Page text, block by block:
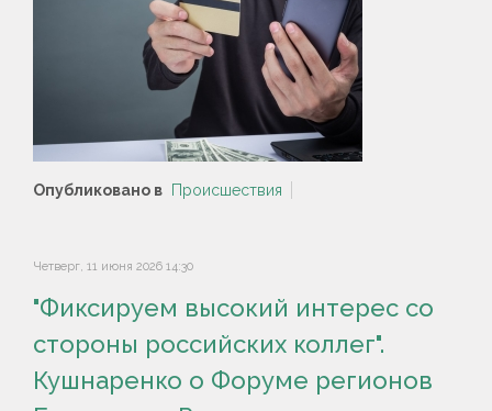
Опубликовано в Происшествия
Четверг, 11 июня 2026 14:30
"Фиксируем высокий интерес со
стороны российских коллег".
Кушнаренко о Форуме регионов